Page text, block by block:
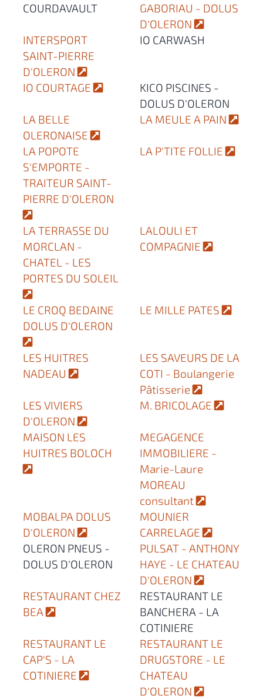
COURDAVAULT
GABORIAU - DOLUS
D'OLERON
INTERSPORT
SAINT-PIERRE
D'OLERON
IO CARWASH
IO COURTAGE
KICO PISCINES -
DOLUS D'OLERON
LA BELLE
OLERONAISE
LA MEULE A PAIN
LA POPOTE
S'EMPORTE -
TRAITEUR SAINT-
PIERRE D'OLERON
LA P'TITE FOLLIE
LA TERRASSE DU
MORCLAN -
CHATEL - LES
PORTES DU SOLEIL
LALOULI ET
COMPAGNIE
LE CROQ BEDAINE
DOLUS D'OLERON
LE MILLE PATES
LES HUITRES
NADEAU
LES SAVEURS DE LA
COTI - Boulangerie
Pâtisserie
LES VIVIERS
D'OLERON
M. BRICOLAGE
MAISON LES
HUITRES BOLOCH
MEGAGENCE
IMMOBILIERE -
Marie-Laure
MOREAU
consultant
MOBALPA DOLUS
D'OLERON
MOUNIER
CARRELAGE
OLERON PNEUS -
DOLUS D'OLERON
PULSAT - ANTHONY
HAYE - LE CHATEAU
D'OLERON
RESTAURANT CHEZ
BEA
RESTAURANT LE
BANCHERA - LA
COTINIERE
RESTAURANT LE
CAP'S - LA
COTINIERE
RESTAURANT LE
DRUGSTORE - LE
CHATEAU
D'OLERON